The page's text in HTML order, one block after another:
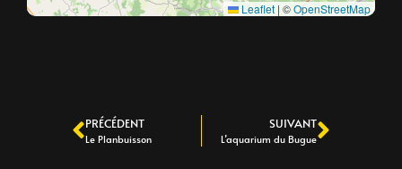
Leaflet | ©OpenStreetMap
PRÉCÉDENT
Le Planbuisson
SUIVANT
L’aquarium du Bugue